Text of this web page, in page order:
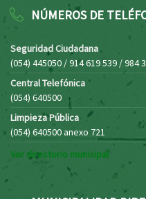
NÚMEROS DE
Seguridad Ciudadana
(054) 445050 / 914 619 539 / 984
Central Telefónica
(054) 640500
Limpieza Pública
(054) 640500 anexo 721
Ver directorio municipal